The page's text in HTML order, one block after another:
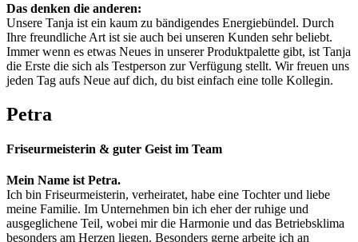
Das denken die anderen:
Unsere Tanja ist ein kaum zu bändigendes Energiebündel. Durch
Ihre freundliche Art ist sie auch bei unseren Kunden sehr beliebt.
Immer wenn es etwas Neues in unserer Produktpalette gibt, ist Tanja
die Erste die sich als Testperson zur Verfügung stellt. Wir freuen uns
jeden Tag aufs Neue auf dich, du bist einfach eine tolle Kollegin.
Petra
Friseurmeisterin & guter Geist im Team
Mein Name ist Petra.
Ich bin Friseurmeisterin, verheiratet, habe eine Tochter und liebe
meine Familie. Im Unternehmen bin ich eher der ruhige und
ausgeglichene Teil, wobei mir die Harmonie und das Betriebsklima
besonders am Herzen liegen. Besonders gerne arbeite ich an